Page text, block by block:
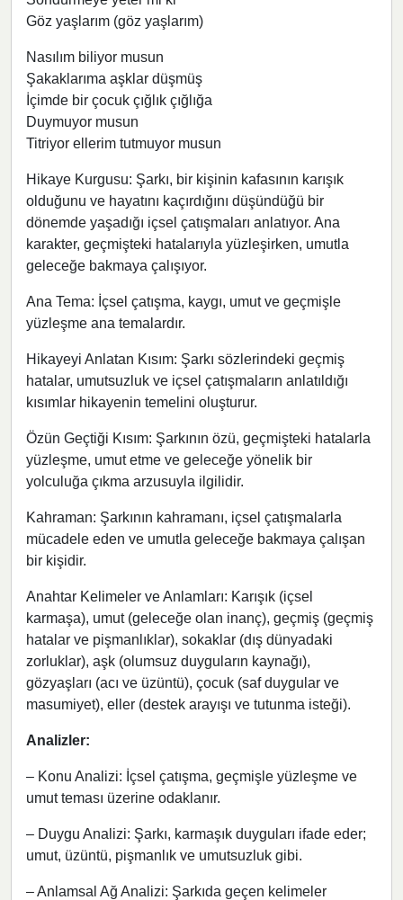
Göz yaşlarım (göz yaşlarım)
Nasılım biliyor musun
Şakaklarıma aşklar düşmüş
İçimde bir çocuk çığlık çığlığa
Duymuyor musun
Titriyor ellerim tutmuyor musun
Hikaye Kurgusu: Şarkı, bir kişinin kafasının karışık
olduğunu ve hayatını kaçırdığını düşündüğü bir
dönemde yaşadığı içsel çatışmaları anlatıyor. Ana
karakter, geçmişteki hatalarıyla yüzleşirken, umutla
geleceğe bakmaya çalışıyor.
Ana Tema: İçsel çatışma, kaygı, umut ve geçmişle
yüzleşme ana temalardır.
Hikayeyi Anlatan Kısım: Şarkı sözlerindeki geçmiş
hatalar, umutsuzluk ve içsel çatışmaların anlatıldığı
kısımlar hikayenin temelini oluşturur.
Özün Geçtiği Kısım: Şarkının özü, geçmişteki hatalarla
yüzleşme, umut etme ve geleceğe yönelik bir
yolculuğa çıkma arzusuyla ilgilidir.
Kahraman: Şarkının kahramanı, içsel çatışmalarla
mücadele eden ve umutla geleceğe bakmaya çalışan
bir kişidir.
Anahtar Kelimeler ve Anlamları: Karışık (içsel
karmaşa), umut (geleceğe olan inanç), geçmiş (geçmiş
hatalar ve pişmanlıklar), sokaklar (dış dünyadaki
zorluklar), aşk (olumsuz duyguların kaynağı),
gözyaşları (acı ve üzüntü), çocuk (saf duygular ve
masumiyet), eller (destek arayışı ve tutunma isteği).
Analizler:
– Konu Analizi: İçsel çatışma, geçmişle yüzleşme ve
umut teması üzerine odaklanır.
– Duygu Analizi: Şarkı, karmaşık duyguları ifade eder;
umut, üzüntü, pişmanlık ve umutsuzluk gibi.
– Anlamsal Ağ Analizi: Şarkıda geçen kelimeler